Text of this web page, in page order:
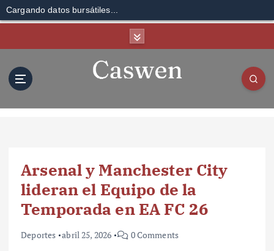
Cargando datos bursátiles...
Arsenal y Manchester City
lideran el Equipo de la
Temporada en EA FC 26
Deportes abril 25, 2026 0 Comments